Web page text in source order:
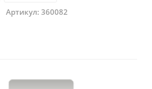
Артикул: 360082